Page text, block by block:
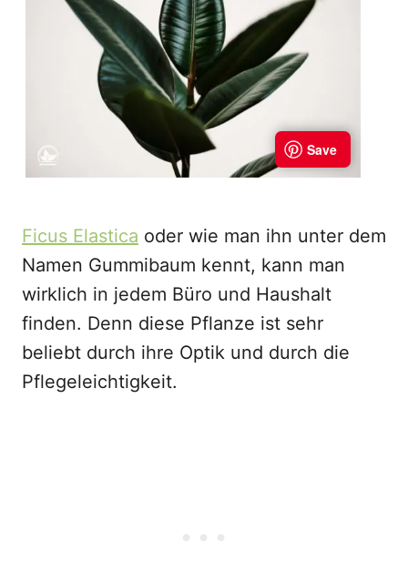
Ficus Elastica oder wie man ihn unter dem
Namen Gummibaum kennt, kann man
wirklich in jedem Büro und Haushalt
finden. Denn diese Pflanze ist sehr
beliebt durch ihre Optik und durch die
Pflegeleichtigkeit.